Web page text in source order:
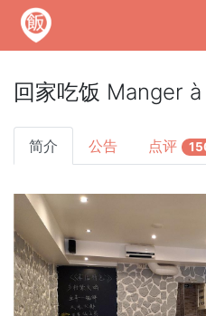
回家吃饭 Manger
简介 公告 点评